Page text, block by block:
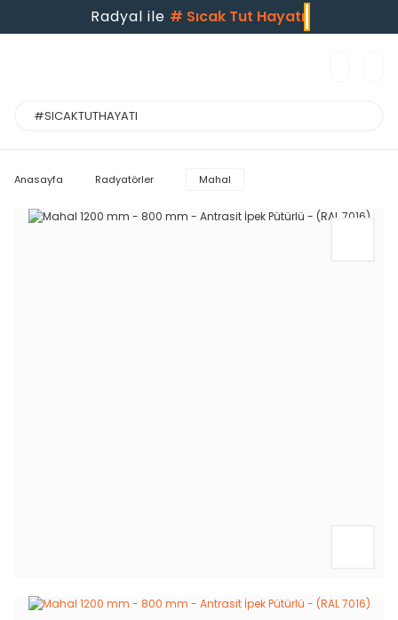
Radyal ile # Sıcak Tut Hayatı
Anasayfa Radyatörler Mahal